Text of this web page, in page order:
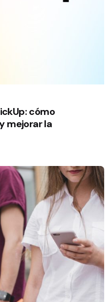
cómo
mejorar la